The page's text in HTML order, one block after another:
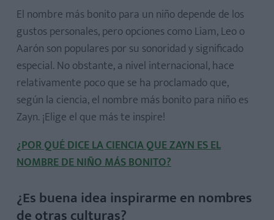
El nombre más bonito para un niño depende de los
gustos personales, pero opciones como Liam, Leo o
Aarón son populares por su sonoridad y significado
especial. No obstante, a nivel internacional, hace
relativamente poco que se ha proclamado que,
según la ciencia, el nombre más bonito para niño es
Zayn. ¡Elige el que más te inspire!
¿POR QUÉ DICE LA CIENCIA QUE ZAYN ES EL
NOMBRE DE NIÑO MÁS BONITO?
¿Es buena idea inspirarme en nombres